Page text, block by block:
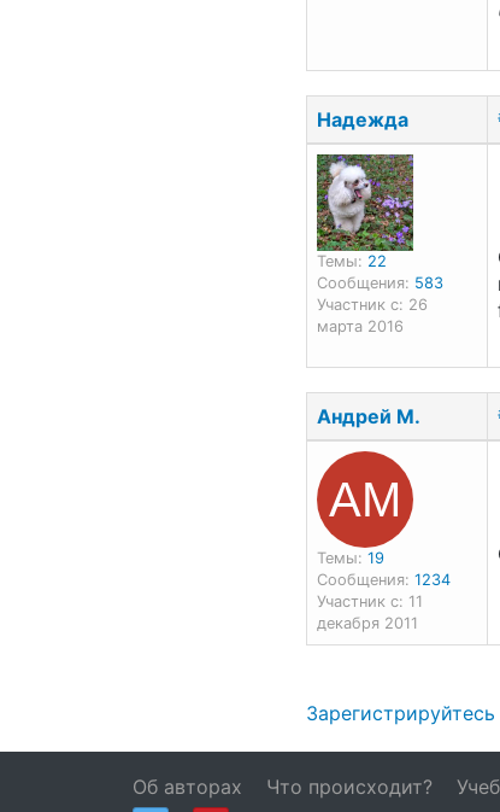
Надежда
Темы: 22
Сообщения: 583
Участник с: 26
марта 2016
Андрей М.
АМ
Темы: 19
Сообщения: 1234
Участник с: 11
декабря 2011
Зарегистрируйтесь
Об авторах Что происходит?